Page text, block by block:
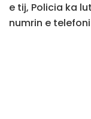
e tij, Policia ka
numrin e